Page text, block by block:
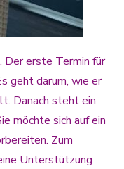
Der erste Termin für
geht darum, wie er
Danach steht ein
möchte sich auf ein
Zum
Unterstützung